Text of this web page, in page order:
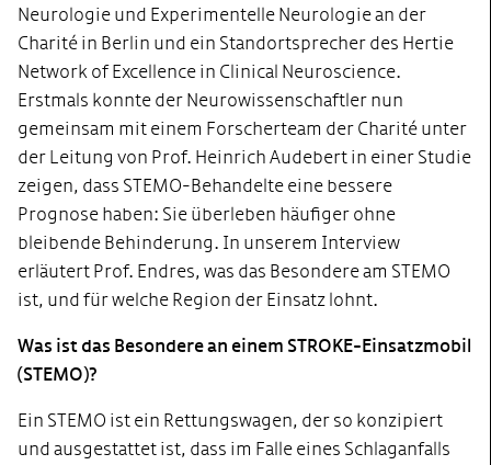
Neurologie und Experimentelle Neurologie an der
Charité in Berlin und ein Standortsprecher des Hertie
Network of Excellence in Clinical Neuroscience.
Erstmals konnte der Neurowissenschaftler nun
gemeinsam mit einem Forscherteam der Charité unter
der Leitung von Prof. Heinrich Audebert in einer Studie
zeigen, dass STEMO-Behandelte eine bessere
Prognose haben: Sie überleben häufiger ohne
bleibende Behinderung. In unserem Interview
erläutert Prof. Endres, was das Besondere am STEMO
ist, und für welche Region der Einsatz lohnt.
Was ist das Besondere an einem STROKE-Einsatzmobil
(STEMO)?
Ein STEMO ist ein Rettungswagen, der so konzipiert
und ausgestattet ist, dass im Falle eines Schlaganfalls